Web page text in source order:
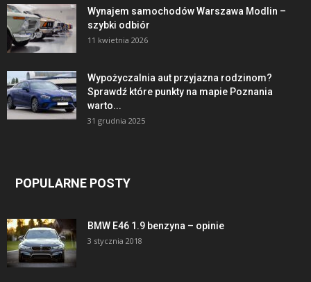
Wynajem samochodów Warszawa Modlin –
szybki odbiór
11 kwietnia 2026
Wypożyczalnia aut przyjazna rodzinom?
Sprawdź które punkty na mapie Poznania
warto...
31 grudnia 2025
POPULARNE POSTY
BMW E46 1.9 benzyna – opinie
3 stycznia 2018